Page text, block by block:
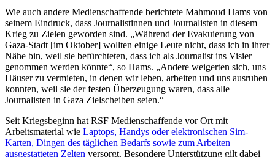
Wie auch andere Medienschaffende berichtete Mahmoud Hams von
seinem Eindruck, dass Journalistinnen und Journalisten in diesem
Krieg zu Zielen geworden sind. „Während der Evakuierung von
Gaza-Stadt [im Oktober] wollten einige Leute nicht, dass ich in ihrer
Nähe bin, weil sie befürchteten, dass ich als Journalist ins Visier
genommen werden könnte“, so Hams. „Andere weigerten sich, uns
Häuser zu vermieten, in denen wir leben, arbeiten und uns ausruhen
konnten, weil sie der festen Überzeugung waren, dass alle
Journalisten in Gaza Zielscheiben seien.“
Seit Kriegsbeginn hat RSF Medienschaffende vor Ort mit
Arbeitsmaterial wie Laptops, Handys oder elektronischen Sim-
Karten, Dingen des täglichen Bedarfs sowie zum Arbeiten
ausgestatteten Zelten versorgt. Besondere Unterstützung gilt dabei